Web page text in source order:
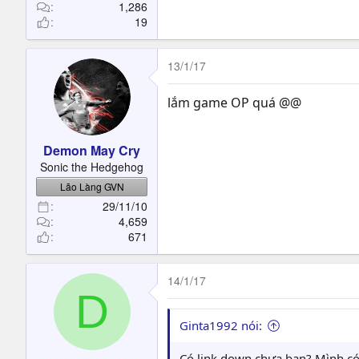
1,286
19
Demon May Cry
Sonic the Hedgehog
Lão Làng GVN
29/11/10
4,659
671
13/1/17
lắm game OP quá @@
D
14/1/17
Ginta1992 nói: